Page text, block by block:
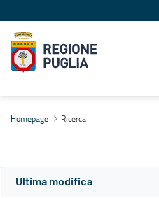
Homepage Ricerca
Ultima modifica